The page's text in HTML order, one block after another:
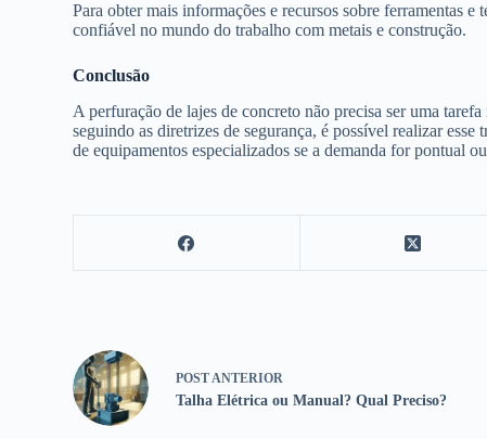
Para obter mais informações e recursos sobre ferramentas
confiável no mundo do trabalho com metais e construção.
Conclusão
A perfuração de lajes de concreto não precisa ser uma
seguindo as diretrizes de segurança, é possível realizar
de equipamentos especializados se a demanda for pontual
POST ANTERIOR
Talha Elétrica ou Manual? Qual Preciso?